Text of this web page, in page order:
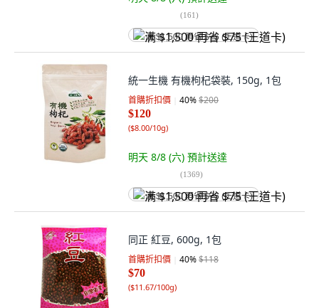
(161)
满 $1,500 再省 $75 (王道卡)
統一生機 有機枸杞袋裝, 150g, 1包
首購折扣價 40%$200
$120
($8.00/10g)
明天 8/8 (六) 預計送達
(1369)
满 $1,500 再省 $75 (王道卡)
同正 紅豆, 600g, 1包
首購折扣價 40%$118
$70
($11.67/100g)